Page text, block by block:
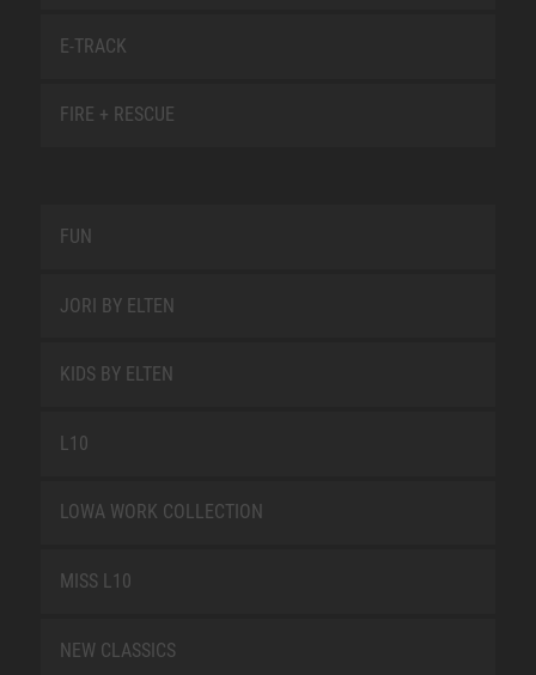
E-TRACK
FIRE + RESCUE
FUN
JORI BY ELTEN
KIDS BY ELTEN
L10
LOWA WORK COLLECTION
MISS L10
NEW CLASSICS